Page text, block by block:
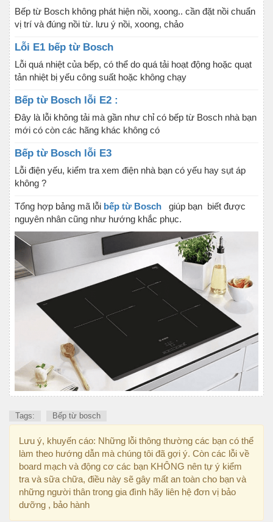
Bếp từ Bosch không phát hiện nồi, xoong.. cần đặt nồi chuẩn
vị trí và đúng nồi từ. lưu ý nồi, xoong, chảo
Lỗi E1 bếp từ Bosch
Lỗi quá nhiệt của bếp, có thể do quá tải hoạt động hoặc quạt
tản nhiệt bị yếu công suất hoặc không chạy
Bếp từ Bosch lỗi E2 :
Đây là lỗi không tải mà gần như chỉ có bếp từ Bosch nhà bạn
mới có còn các hãng khác không có
Bếp từ Bosch lỗi E3
Lỗi điện yếu, kiểm tra xem điện nhà bạn có yếu hay sụt áp
không ?
Tổng hợp bảng mã lỗi bếp từ Bosch giúp bạn biết được
nguyên nhân cũng như hướng khắc phục.
Tags: Bếp từ bosch
Lưu ý, khuyến cáo: Những lỗi thông thường các bạn có thể
làm theo hướng dẫn mà chúng tôi đã gợi ý. Còn các lỗi về
board mạch và động cơ các bạn KHÔNG nên tự ý kiểm
tra và sữa chữa, điều này sẽ gây mất an toàn cho bạn và
những người thân trong gia đình hãy liên hệ đơn vị bảo
dưỡng , bảo hành